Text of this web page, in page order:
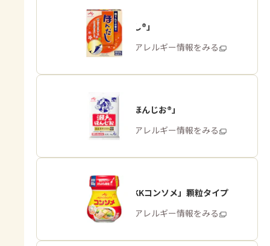
「ほんだし®」
商品・アレルギー情報をみる
「瀬戸のほんじお®」
商品・アレルギー情報をみる
「味の素KKコンソメ」顆粒タイプ
商品・アレルギー情報をみる